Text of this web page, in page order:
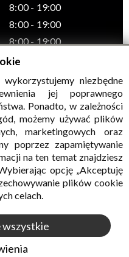
8:00 - 19:00
8:00 - 19:00
8:00 - 19:00
Ośrodek Kultury w
INTERMEDIA
niezbędne
jej poprawnego
Ponadto, w zależności
możemy używać plików
marketingowych oraz
poprzez zapamiętywanie
na ten temat znajdziesz
opcję „Akceptuję
plików cookie
celach.